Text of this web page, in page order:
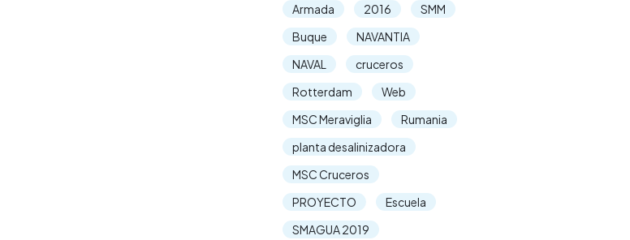
Armada
2016
SMM
Buque
NAVANTIA
NAVAL
cruceros
Rotterdam
Web
MSC Meraviglia
Rumania
planta desalinizadora
MSC Cruceros
PROYECTO
Escuela
SMAGUA 2019